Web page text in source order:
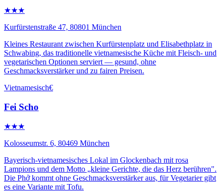
★★★
Kurfürstenstraße 47, 80801 München
Kleines Restaurant zwischen Kurfürstenplatz und Elisabethplatz in
Schwabing, das traditionelle vietnamesische Küche mit Fleisch- und
vegetarischen Optionen serviert — gesund, ohne
Geschmacksverstärker und zu fairen Preisen.
Vietnamesisch€
Fei Scho
★★★
Kolosseumstr. 6, 80469 München
Bayerisch-vietnamesisches Lokal im Glockenbach mit rosa
Lampions und dem Motto „kleine Gerichte, die das Herz berühren".
Die Phở kommt ohne Geschmacksverstärker aus, für Vegetarier gibt
es eine Variante mit Tofu.